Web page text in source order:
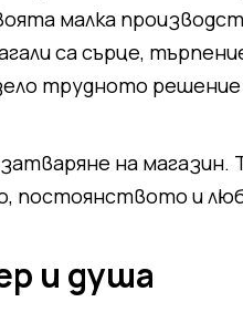
малка
са сърце,
трудното решение
на магазин.
постоянството и
и душа